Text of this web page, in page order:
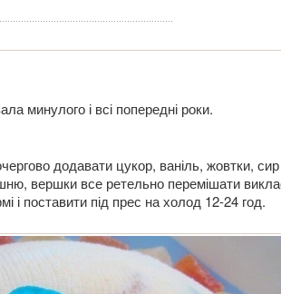
минулого і всі попередні роки.
додавати цукор, ваніль, жовтки,
вершки все ретельно перемішати
і поставити під прес на холод 12-24 год.